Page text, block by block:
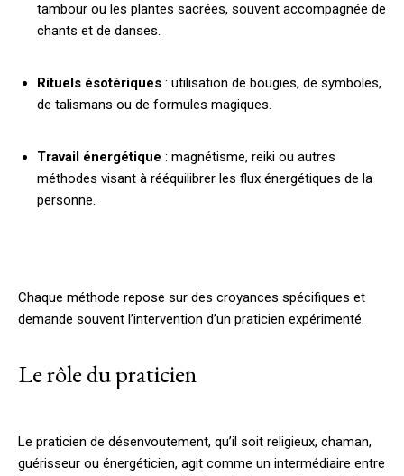
tambour ou les plantes sacrées, souvent accompagnée de
chants et de danses.
Rituels ésotériques : utilisation de bougies, de symboles,
de talismans ou de formules magiques.
Travail énergétique : magnétisme, reiki ou autres
méthodes visant à rééquilibrer les flux énergétiques de la
personne.
Chaque méthode repose sur des croyances spécifiques et
demande souvent l’intervention d’un praticien expérimenté.
Le rôle du praticien
Le praticien de désenvoutement, qu’il soit religieux, chaman,
guérisseur ou énergéticien, agit comme un intermédiaire entre